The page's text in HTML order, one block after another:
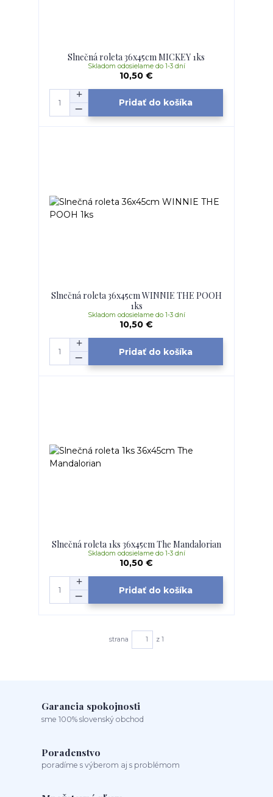
Slnečná roleta 36x45cm MICKEY 1ks
10,50 €
Skladom odosielame do 1-3 dní
Pridať do košíka
Slnečná roleta 36x45cm WINNIE THE POOH
1ks
10,50 €
Skladom odosielame do 1-3 dní
Pridať do košíka
Slnečná roleta 1ks 36x45cm The Mandalorian
10,50 €
Skladom odosielame do 1-3 dní
Pridať do košíka
strana z 1
Garancia spokojnosti
sme 100% slovenský obchod
Poradenstvo
poradíme s výberom aj s problémom